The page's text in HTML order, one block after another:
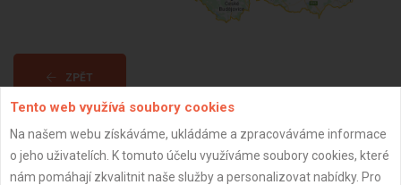
ZPĚT
Aktualizováno z portálu ARES dne 31.12.2023 14:45:11
Tento web využívá soubory cookies
Na našem webu získáváme, ukládáme a zpracováváme informace
o jeho uživatelích. K tomuto účelu využíváme soubory cookies, které
nám pomáhají zkvalitnit naše služby a personalizovat nabídky. Pro